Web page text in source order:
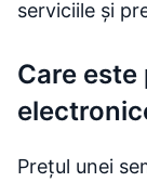
serviciile și
Care
Prețul unei